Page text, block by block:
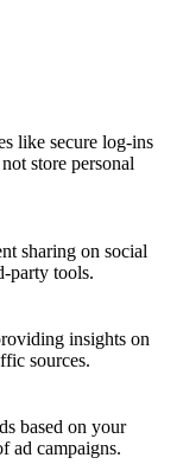
like secure log-ins
store personal
sharing on social
party tools.
insights on
sources.
based on your
ad campaigns.